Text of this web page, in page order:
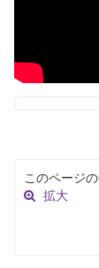
このページ
拡大